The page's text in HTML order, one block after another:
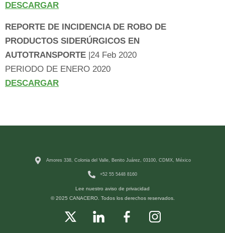
DESCARGAR
REPORTE DE INCIDENCIA DE ROBO DE
PRODUCTOS SIDERÚRGICOS EN
AUTOTRANSPORTE |24 Feb 2020
PERIODO DE ENERO 2020
DESCARGAR
Amores 338, Colonia del Valle, Benito Juárez, 03100, CDMX, México
+52 55 5448 8160
© 2025 CANACERO. Todos los derechos reservados.
Lee nuestro aviso de privacidad